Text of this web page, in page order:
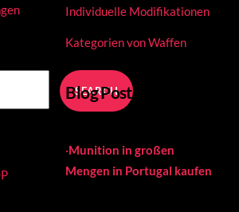
SEARCH
Individuelle Modifikationen
Kategorien von Waffen
Blog Posts
·Munition in großen
Mengen in Portugal kaufen